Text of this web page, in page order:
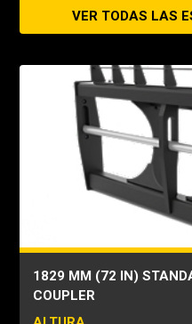
VER TODAS LAS
1829 MM (72 IN)
COUPLER